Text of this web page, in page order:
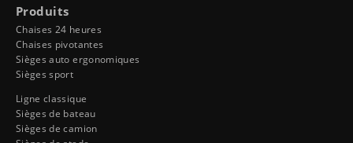
Produits
Chaises 24 heures
Chaises pivotantes
Sièges auto ergonomiques
Sièges sport
Ligne classique
Sièges de bateau
Sièges de camion